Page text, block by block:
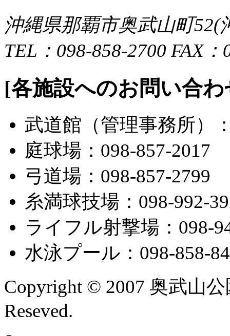
沖縄県那覇市奥武山町52(
TEL：098-858-2700 FAX：
[各施設へのお問い合
武道館（管理事務所）
庭球場：098-857-2017
弓道場：098-857-2799
糸満球技場：098-992-
ライフル射撃場：098-
水泳プール：098-858-
Copyright © 2007 奥武山
Reseved.